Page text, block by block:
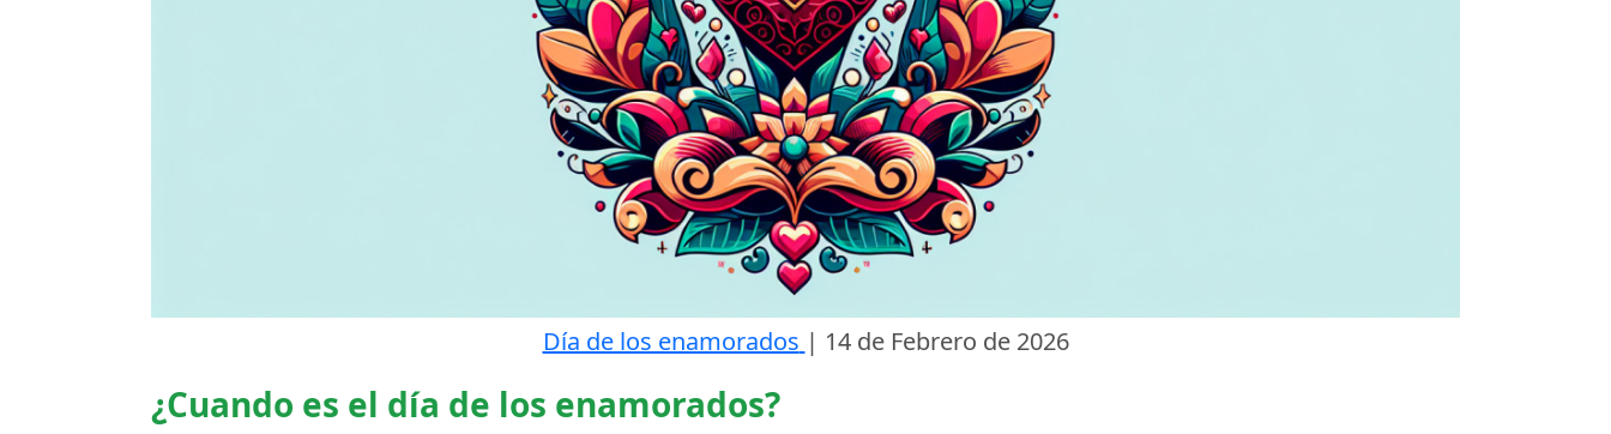
Día de los enamorados | 14 de Febrero de 2026
¿Cuando es el día de los enamorados?